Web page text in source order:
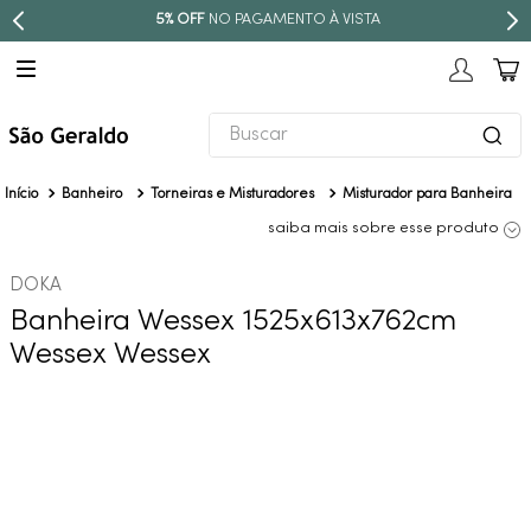
PARCELE EM ATÉ 10X SEM JUROS
Buscar
Banheiro Torneiras e Misturadores Misturador para Banheira
saiba mais sobre esse produto
DOKA
Banheira Wessex 1525x613x762cm
Wessex Wessex
TERMOS MAIS BUSCADOS
4º
torneira